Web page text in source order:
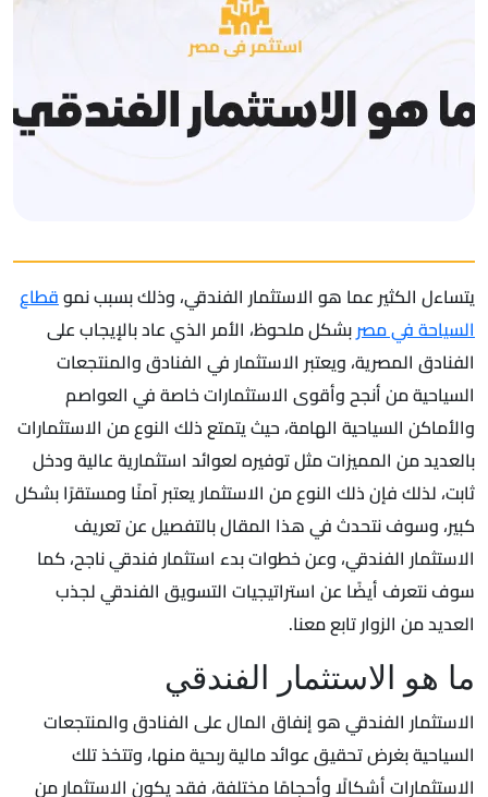
يتساءل الكثير عما هو الاستثمار الفندقي، وذلك بسبب نموقطاع
السياحة في مصربشكل ملحوظ، الأمر الذي عاد بالإيجاب على
الفنادق المصرية، ويعتبر الاستثمار في الفنادق والمنتجعات
السياحية من أنجح وأقوى الاستثمارات خاصة في العواصم
والأماكن السياحية الهامة، حيث يتمتع ذلك النوع من الاستثمارات
بالعديد من المميزات مثل توفيره لعوائد استثمارية عالية ودخل
ثابت، لذلك فإن ذلك النوع من الاستثمار يعتبر آمنًا ومستقرًا بشكل
كبير، وسوف نتحدث في هذا المقال بالتفصيل عن تعريف
الاستثمار الفندقي، وعن خطوات بدء استثمار فندقي ناجح، كما
سوف نتعرف أيضًا عن استراتيجيات التسويق الفندقي لجذب
العديد من الزوار تابع معنا.
ما هو الاستثمار الفندقي
الاستثمار الفندقي هو إنفاق المال على الفنادق والمنتجعات
السياحية بغرض تحقيق عوائد مالية ربحية منها، وتتخذ تلك
الاستثمارات أشكالًا وأحجامًا مختلفة، فقد يكون الاستثمار من